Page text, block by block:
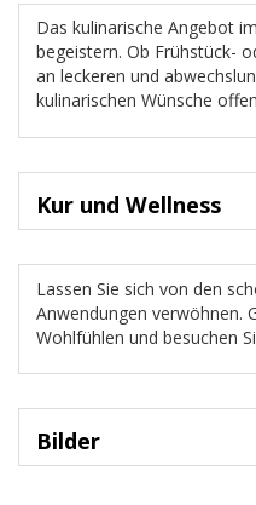
Das kulinarische Angebot
begeistern. Ob Frühstück-
an leckeren und
kulinarischen Wünsche
Kur und Wellness
Lassen Sie sich von den
Anwendungen verwöhnen.
Wohlfühlen und besuchen
Bilder